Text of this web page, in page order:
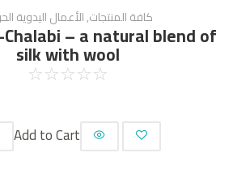
كافة المنتجات,الأعمال اليدوية
– a natural blend of
silk with wool
☆
☆
☆
☆
☆
Add to Cart